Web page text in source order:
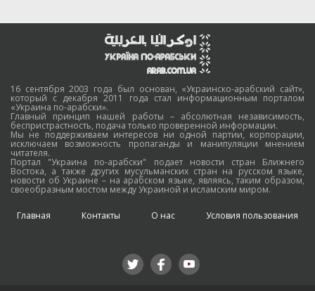
16 сентября 2003 года был основан, «Украинско-арабский сайт»,
который с декабря 2011 года стал информационным порталом
«Украина по-арабски».
Главный принцип нашей работы – абсолютная независимость,
беспристрастность, подача только проверенной информации.
Мы не поддерживаем интересов ни одной партии, корпорации,
исключаем возможность пропаганды и манипуляции мнением
читателя.
Портал "Украина по-арабски" подает новости стран Ближнего
Востока, а также других мусульманских стран на русском языке,
новости об Украине – на арабском языке, являясь, таким образом,
своеобразным мостом между Украиной и исламским миром.
Главная Контакты О нас Условия пользования